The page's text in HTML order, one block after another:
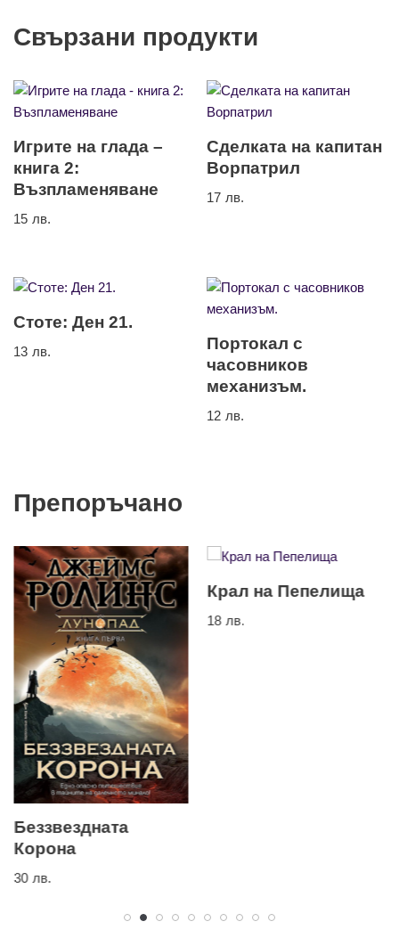
Свързани продукти
Игрите на глада –
книга 2:
Възпламеняване
15 лв.
Сделката на капитан
Ворпатрил
17 лв.
Стоте: Ден 21.
13 лв.
Портокал с
часовников
механизъм.
12 лв.
Препоръчано
Беззвездната
Корона
30 лв.
Крал на Пепелища
18 лв.